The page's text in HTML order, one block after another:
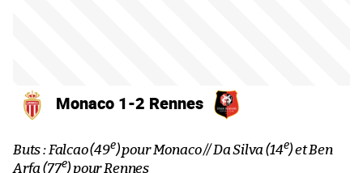
Monaco 1-2 Rennes
Buts : Falcao (49e) pour Monaco // Da Silva (14e) et Ben
Arfa (77e) pour Rennes